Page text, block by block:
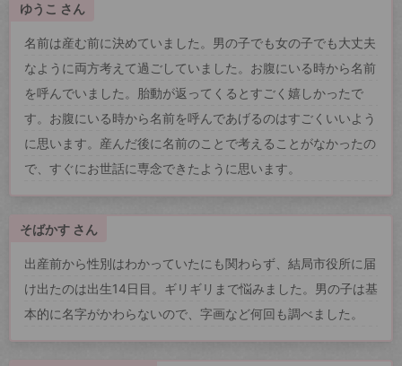
ゆうこ さん
名前は産む前に決めていました。男の子でも女の子でも大丈夫
なように両方考えて過ごしていました。お腹にいる時から名前
を呼んでいました。胎動が返ってくるとすごく嬉しかったで
す。お腹にいる時から名前を呼んであげるのはすごくいいよう
に思います。産んだ後に名前のことで考えることがなかったの
で、すぐにお世話に専念できたように思います。
そばかす さん
出産前から性別はわかっていたにも関わらず、結局市役所に届
け出たのは出生14日目。ギリギリまで悩みました。男の子は基
本的に名字がかわらないので、字画など何回も調べました。